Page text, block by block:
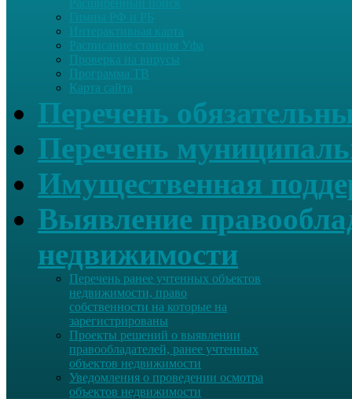
Гимны РФ и РБ
Интерактивная карта
Расписание станция Уфа
Проверка на вирусы
Программа ТВ
Карта сайта
Перечень
Перечень
Имущественная
Выявление
недвижимости
Перечень ранее учтенных объектов
недвижимости, право
собственности на которые на
зарегистрированы
Проекты решений о выявлении
правообладателей, ранее учтенных
объектов недвижимости
Уведомления о проведении осмотра
объектов недвижимости